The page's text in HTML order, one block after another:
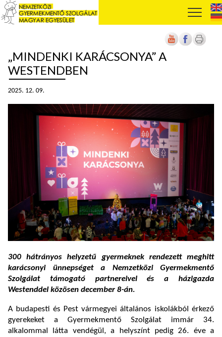
„MINDENKI KARÁCSONYA” A
WESTENDBEN
2025. 12. 09.
300 hátrányos helyzetű gyermeknek rendezett meghitt
karácsonyi ünnepséget a Nemzetközi Gyermekmentő
Szolgálat támogató partnereivel és a házigazda
Westenddel közösen december 8-án.
A budapesti és Pest vármegyei általános iskolákból érkező
gyerekeket a Gyermekmentő Szolgálat immár 34.
alkalommal látta vendégül, a helyszínt pedig 26. éve a